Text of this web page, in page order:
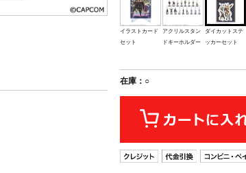
イラストカード
セット
アクリルスタン
ドキーホルダー
ダイカットステ
ッカーセット
在庫：○